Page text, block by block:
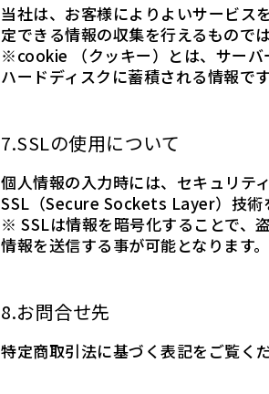
当社は、お客様によりよいサービス
定できる情報の収集を行えるもので
※cookie （クッキー）とは、サーバ
ハードディスクに蓄積される情報です
7.SSLの使用について
個人情報の入力時には、セキュリテ
SSL（Secure Sockets Layer）技術
※ SSLは情報を暗号化することで、
情報を送信する事が可能となります。
8.お問合せ先
特定商取引法に基づく表記をご覧くだ